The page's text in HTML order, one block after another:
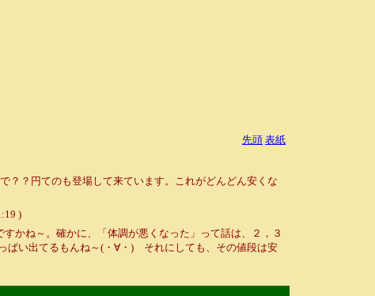
先頭 表紙
？円てのも登場して来ています。これがどんどん安くな
)
かね～。確かに、「体調が悪くなった」って話は、２，３
ぱい出てるもんね～(・∀・) それにしても、その値段は安